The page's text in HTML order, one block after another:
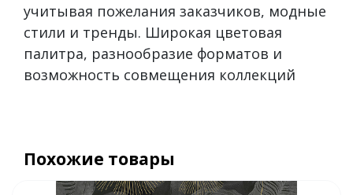
учитывая пожелания заказчиков, модные
стили и тренды. Широкая цветовая
палитра, разнообразие форматов и
возможность совмещения коллекций
Похожие товары